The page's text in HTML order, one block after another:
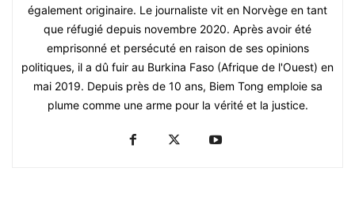
également originaire. Le journaliste vit en Norvège en tant
que réfugié depuis novembre 2020. Après avoir été
emprisonné et persécuté en raison de ses opinions
politiques, il a dû fuir au Burkina Faso (Afrique de l'Ouest) en
mai 2019. Depuis près de 10 ans, Biem Tong emploie sa
plume comme une arme pour la vérité et la justice.